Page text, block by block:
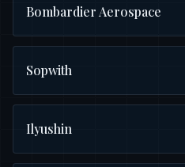
Bombardier Aerospace
Sopwith
Ilyushin